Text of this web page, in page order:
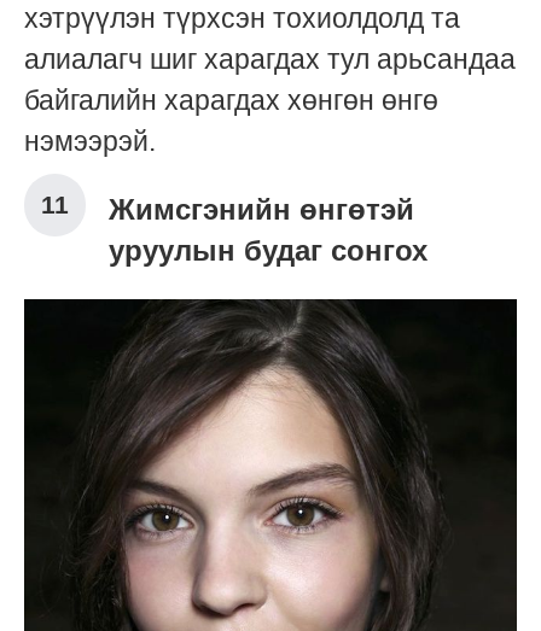
хэтрүүлэн түрхсэн тохиолдолд та
алиалагч шиг харагдах тул арьсандаа
байгалийн харагдах хөнгөн өнгө
нэмээрэй.
Жимсгэнийн өнгөтэй
уруулын будаг сонгох